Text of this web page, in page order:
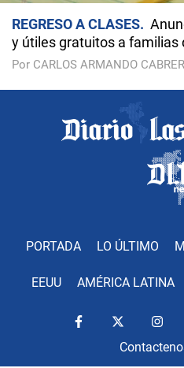
REGRESO A CLASES
y útiles gratuitos a familias
Por CARLOS ARMANDO
PORTADA LO ÚLTIMO
EEUU AMÉRICA LATINA